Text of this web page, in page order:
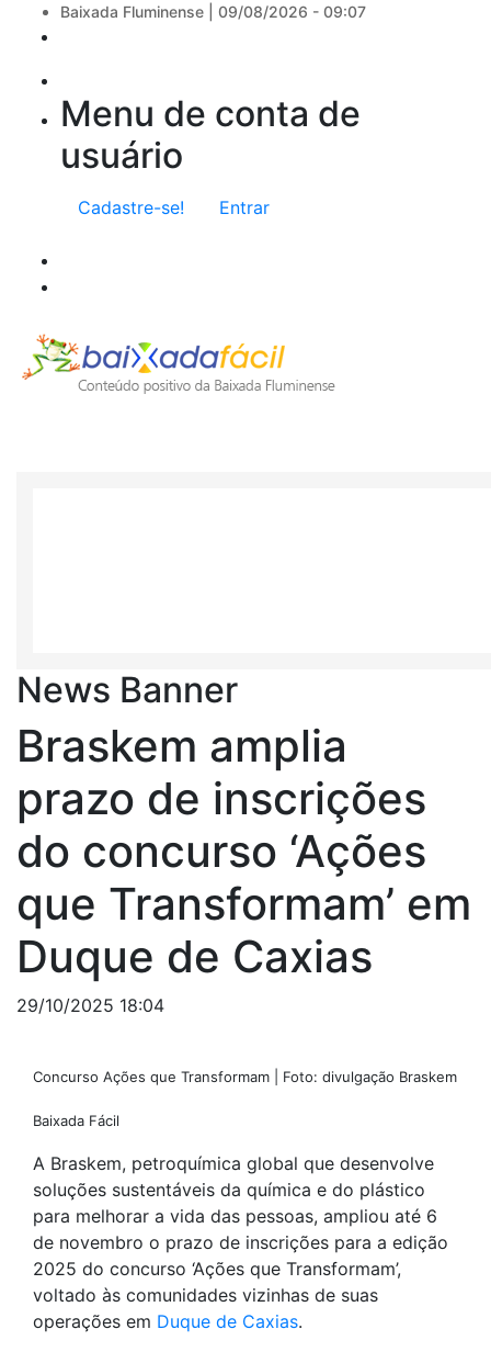
Baixada Fluminense | 09/08/2026 - 09:07
Menu de conta de
usuário
Cadastre-se! Entrar
News Banner
Braskem amplia
prazo de inscrições
do concurso ‘Ações
que Transformam’ em
Duque de Caxias
29/10/2025 18:04
Concurso Ações que Transformam | Foto: divulgação Braskem
Baixada Fácil
A Braskem, petroquímica global que desenvolve
soluções sustentáveis da química e do plástico
para melhorar a vida das pessoas, ampliou até 6
de novembro o prazo de inscrições para a edição
2025 do concurso ‘Ações que Transformam’,
voltado às comunidades vizinhas de suas
operações em Duque de Caxias.